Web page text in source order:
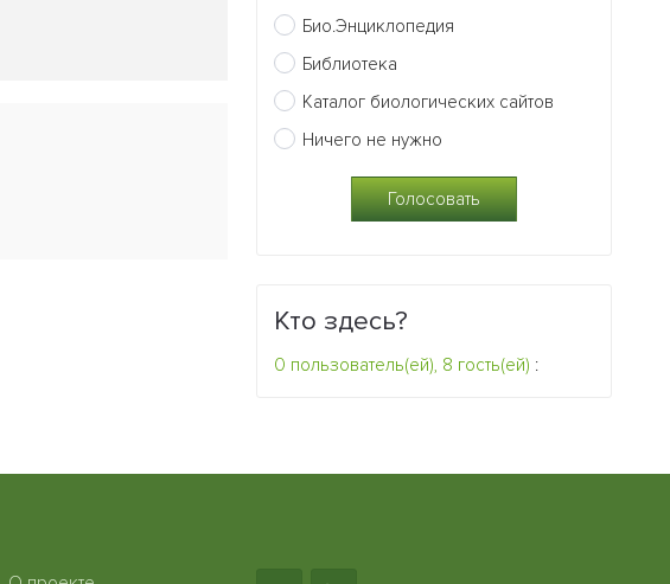
Био.Энциклопедия
Библиотека
Каталог биологических сайтов
Ничего не нужно
Кто здесь?
0 пользователь(ей), 8 гость(ей) :